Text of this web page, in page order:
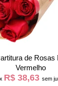
de Rosas
Vermelho
R$ 38,63 sem